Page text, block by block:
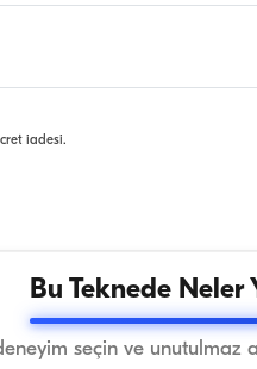
iadesi.
Bu Teknede Neler
seçin ve unutulmaz